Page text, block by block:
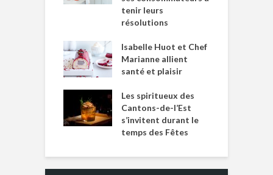
tenir leurs
résolutions
Isabelle Huot et Chef
Marianne allient
santé et plaisir
Les spiritueux des
Cantons-de-l’Est
s’invitent durant le
temps des Fêtes